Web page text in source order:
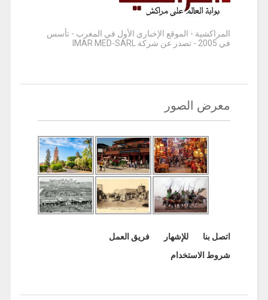
المراكشية - الموقع الإخباري الأول في المغرب - تأسس
في 2005 - تصدر عن شركة IMAR MED-SARL
معرض الصور
اتصل بنا للإشهار
فريق العمل
شروط الاستخدام